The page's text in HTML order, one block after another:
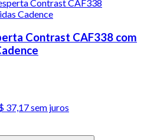
Contrast CAF338 com
37,17 sem juros